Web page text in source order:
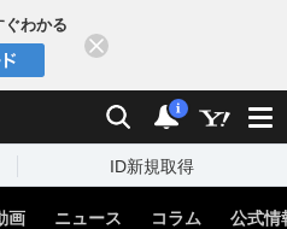
わかる
検索 通知
i
ID新規取得
画 ニュース コラム 公式情